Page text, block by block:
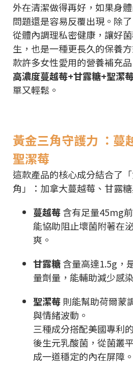
外在清潔做得再好，如果身
問題還是容易反覆出現。除
從體內調理私密健康，讓好
生，也是一種更長久的保養
款許多女性愛用的營養補充品
高濃度蔓越莓+甘露糖+聖潔
單又輕鬆。
黃金三角守護力 ：蔓
聖潔莓
這款產品的核心成分結合了
角」：加拿大蔓越莓、甘露
蔓越莓含有足量45mg
能協助阻止壞菌附著在
爽。
甘露糖含量高達1.5g，
量劑量，能輔助減少感
聖潔莓則能幫助荷爾蒙
與情緒波動。
三種成分搭配美國專利
後生元乳酸菌，從菌叢
成一道穩定的內在屏障。